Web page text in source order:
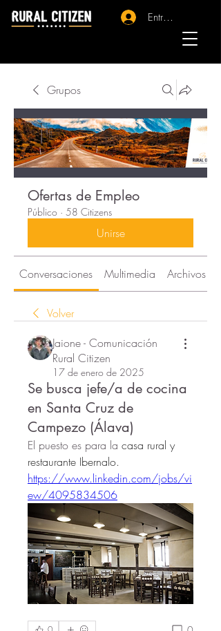
Entrar - Registro
Grupos
Ofertas de Empleo
Público · 58 Citizens
Unirse
Conversaciones Multimedia Archivos
Volver
Jaione - Comunicación
Rural Citizen
17 de enero de 2025
Se busca jefe/a de cocina
en Santa Cruz de
Campezo (Álava)
El puesto es para la casa rural y
restaurante Ibernalo.
https://www.linkedin.com/jobs/vi
ew/4095834506